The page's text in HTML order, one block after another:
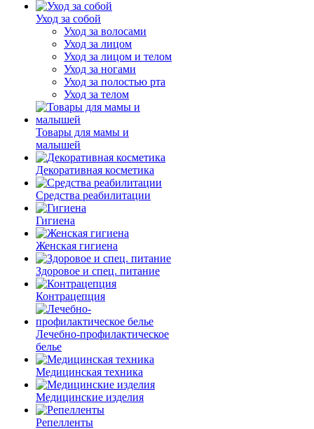
Уход за собой
Уход за волосами
Уход за лицом
Уход за лицом и телом
Уход за ногами
Уход за полостью рта
Уход за телом
Товары для мамы и
малышей
Декоративная косметика
Средства реабилитации
Гигиена
Женская гигиена
Здоровое и спец. питание
Контрацепция
Лечебно-профилактическое
белье
Медицинская техника
Медицинские изделия
Репелленты